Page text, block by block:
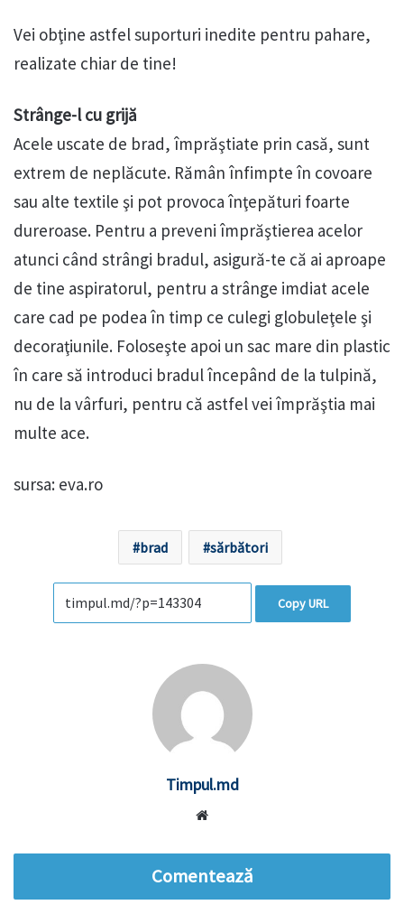
Vei obţine astfel suporturi inedite pentru pahare,
realizate chiar de tine!
Strânge-l cu grijă
Acele uscate de brad, împrăştiate prin casă, sunt
extrem de neplăcute. Rămân înfimpte în covoare
sau alte textile şi pot provoca înţepături foarte
dureroase. Pentru a preveni împrăştierea acelor
atunci când strângi bradul, asigură-te că ai aproape
de tine aspiratorul, pentru a strânge imdiat acele
care cad pe podea în timp ce culegi globuleţele şi
decoraţiunile. Foloseşte apoi un sac mare din plastic
în care să introduci bradul începând de la tulpină,
nu de la vârfuri, pentru că astfel vei împrăştia mai
multe ace.
sursa: eva.ro
brad sărbători
Copy URL
Timpul.md
Comentează